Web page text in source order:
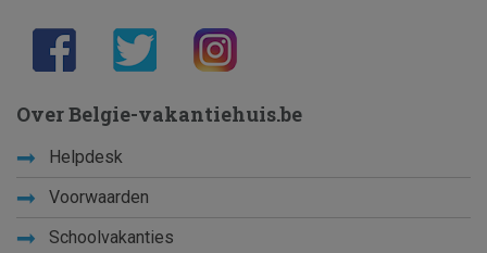
Over Belgie-vakantiehuis.be
Helpdesk
Voorwaarden
Schoolvakanties